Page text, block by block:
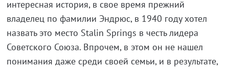
интересная история, в свое время прежний
владелец по фамилии Эндрюс, в 1940 году хотел
назвать это место Stalin Springs в честь лидера
Советского Союза. Впрочем, в этом он не нашел
понимания даже среди своей семьи, и в результате,